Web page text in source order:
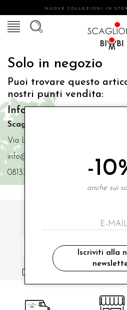
NUOVE COLLEZIONI IN
Solo in negozio
Puoi trovare questo
nostri punti vendita:
Info contatti
Scaglione Bimbi di Iacono Maria
Via Luigi Mazzella,73 80077 Ischia
info@scaglionebimbi.com
0813331162
ISCRIVITI ALLA
ho letto ed accettato le condizioni sulla
-
anche sui
Iscriviti alla